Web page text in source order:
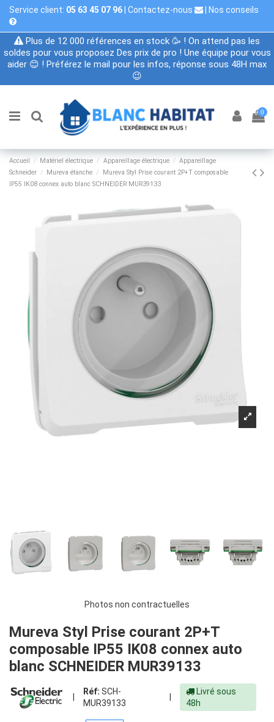
Service client: 05 63 45 07 96 Contactez-nous Nos conseils
Plus de 12 000 références en stock 🥳 ! On attend pas les
soldes pour vous proposez Des prix de pro ! Une équipe pour vous
aider 😊 ! Préférez le mail pour les infos, réponse sous 48H max
😉
0
Accueil Matériel électrique Appareillage électrique
Appareillage
Schneider
Mureva étanche
Mureva Styl Prise courant 2P+T composable
IP55 IK08 connex auto blanc SCHNEIDER MUR39133
Photos non contractuelles
Mureva Styl Prise courant 2P+T
composable IP55 IK08 connex auto
blanc SCHNEIDER MUR39133
Réf: SCH-
MUR39133
Livré sous
48h